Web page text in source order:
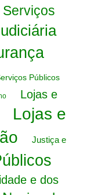
Serviços
Públicos
Lojas e
Lojas e
Justiça e
e dos